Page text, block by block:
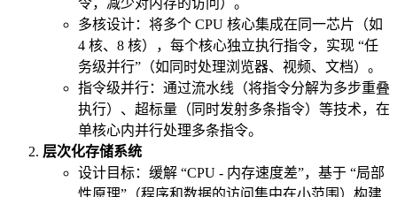
令，减少对内存的访问）。
多核设计：将多个 CPU 核心集成在同一芯片（如
4 核、8 核），每个核心独立执行指令，实现 “任
务级并行”（如同时处理浏览器、视频、文档）。
指令级并行：通过流水线（将指令分解为多步重叠
执行）、超标量（同时发射多条指令）等技术，在
单核心内并行处理多条指令。
层次化存储系统
设计目标：缓解 “CPU - 内存速度差”，基于 “局部